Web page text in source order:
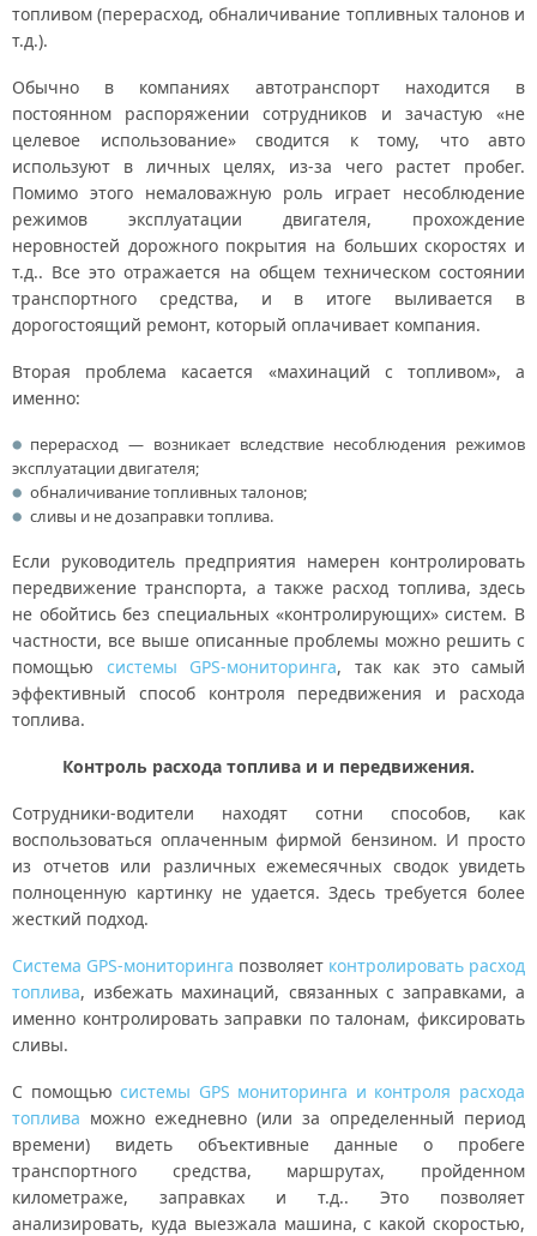
топливом (перерасход, обналичивание топливных талонов и
т.д.).
Обычно в компаниях автотранспорт находится в
постоянном распоряжении сотрудников и зачастую «не
целевое использование» сводится к тому, что авто
используют в личных целях, из-за чего растет пробег.
Помимо этого немаловажную роль играет несоблюдение
режимов эксплуатации двигателя, прохождение
неровностей дорожного покрытия на больших скоростях и
т.д.. Все это отражается на общем техническом состоянии
транспортного средства, и в итоге выливается в
дорогостоящий ремонт, который оплачивает компания.
Вторая проблема касается «махинаций с топливом», а
именно:
перерасход — возникает вследствие несоблюдения режимов
эксплуатации двигателя;
обналичивание топливных талонов;
сливы и не дозаправки топлива.
Если руководитель предприятия намерен контролировать
передвижение транспорта, а также расход топлива, здесь
не обойтись без специальных «контролирующих» систем. В
частности, все выше описанные проблемы можно решить с
помощью системы GPS-мониторинга, так как это самый
эффективный способ контроля передвижения и расхода
топлива.
Контроль расхода топлива и и передвижения.
Сотрудники-водители находят сотни способов, как
воспользоваться оплаченным фирмой бензином. И просто
из отчетов или различных ежемесячных сводок увидеть
полноценную картинку не удается. Здесь требуется более
жесткий подход.
Система GPS-мониторинга позволяет контролировать расход
топлива, избежать махинаций, связанных с заправками, а
именно контролировать заправки по талонам, фиксировать
сливы.
С помощьюсистемы GPS мониторинга и контроля расхода
топлива можно ежедневно (или за определенный период
времени) видеть объективные данные о пробеге
транспортного средства, маршрутах, пройденном
километраже, заправках и т.д.. Это позволяет
анализировать, куда выезжала машина, с какой скоростью,